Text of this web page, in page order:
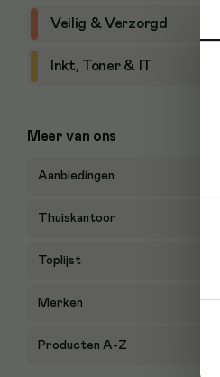
Veilig & Verzorgd
Inkt, Toner & IT
Meer van ons
Aanbiedingen
Thuiskantoor
Toplijst
Merken
Producten A-Z